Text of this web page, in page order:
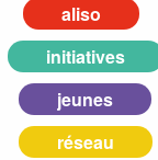
aliso
initiatives
jeunes
réseau